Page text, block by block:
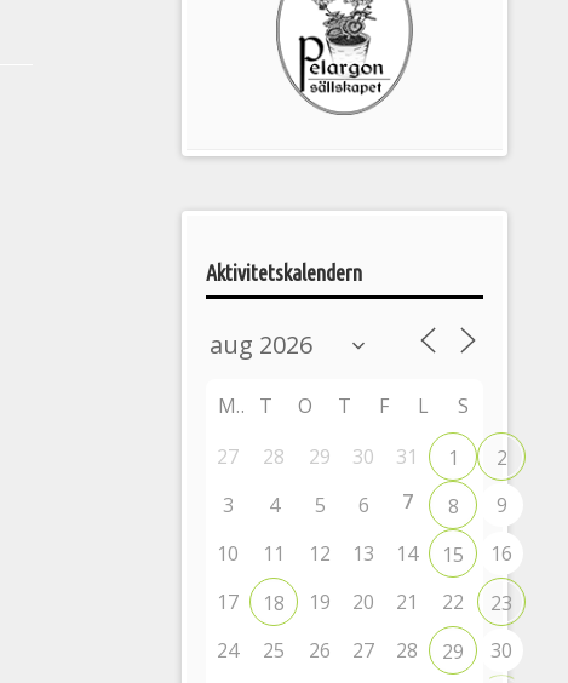
Pelargonsällskapets
aktiviteter
Aktivitetskalendern
M T O T F L
S
27
28 29 30 31 1
2
3
4 5 6 7 8
9
10
11 12 13 14 15
16
17
18 19 20 21 22
23
24
25 26 27 28 29
30